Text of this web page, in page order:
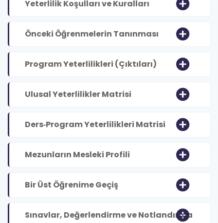
Yeterlilik Koşulları ve Kuralları
Önceki Öğrenmelerin Tanınması
Program Yeterlilikleri (Çıktıları)
Ulusal Yeterlilikler Matrisi
Ders‐Program Yeterlilikleri Matrisi
Mezunların Mesleki Profili
Bir Üst Öğrenime Geçiş
Sınavlar, Değerlendirme ve Notlandırma